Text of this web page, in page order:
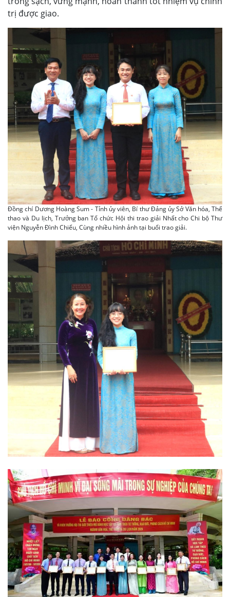
trị được giao.
Đồng chí Dương Hoàng Sum - Tỉnh ủy viên, Bí thư Đảng ủy Sở Văn hóa, Thể
thao và Du lịch, Trưởng ban Tổ chức Hội thi trao giải Nhất cho Chi bộ Thư
viện Nguyễn Đình Chiểu, Cùng nhiều hình ảnh tại buổi trao giải.